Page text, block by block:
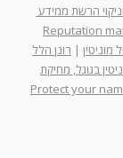
הרשת ממידע
Reputation
מוניטין | רונן הלל
בגוגל, מחיקת
Protect your